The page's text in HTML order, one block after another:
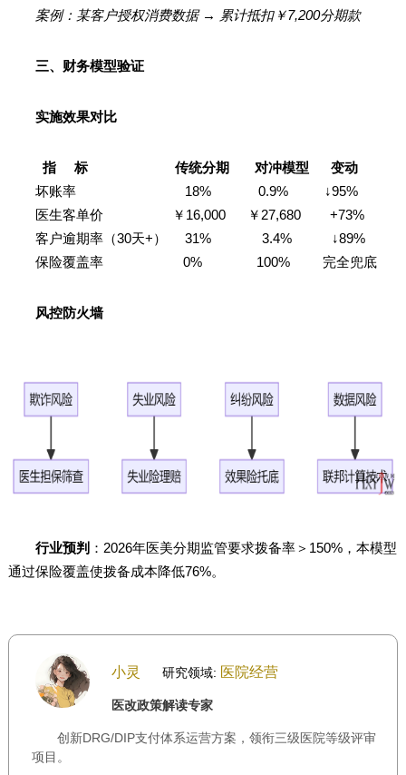
案例：某客户授权消费数据 → 累计抵扣￥7,200分期款
三、财务模型验证
实施效果对比
指 标 传统分期 对冲模型 变动
坏账率 18% 0.9% ↓95%
医生客单价 ￥16,000 ￥27,680 +73%
客户逾期率（30天+） 31% 3.4% ↓89%
保险覆盖率 0% 100% 完全兜底
风控防火墙
行业预判 ：2026年医美分期监管要求拨备率＞150%，本模型
通过保险覆盖使拨备成本降低76%。
小灵 研究领域: 医院经营
医改政策解读专家
创新DRG/DIP支付体系运营方案，领衔三级医院等级评审
项目。